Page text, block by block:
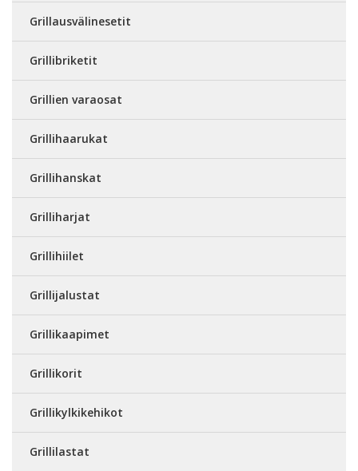
Grillausvälinesetit
Grillibriketit
Grillien varaosat
Grillihaarukat
Grillihanskat
Grilliharjat
Grillihiilet
Grillijalustat
Grillikaapimet
Grillikorit
Grillikylkikehikot
Grillilastat